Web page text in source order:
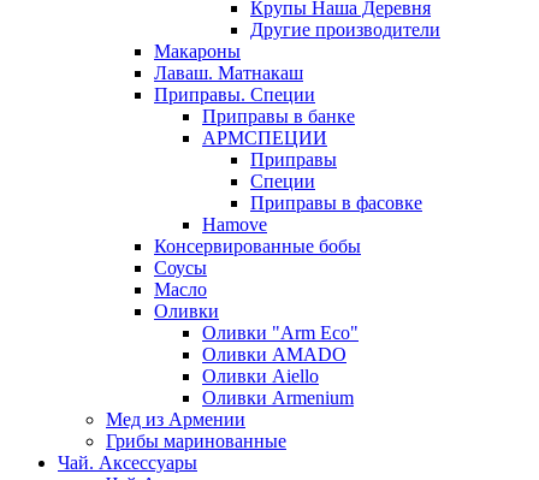
Крупы Наша Деревня
Другие производители
Макароны
Лаваш. Матнакаш
Приправы. Специи
Приправы в банке
АРМСПЕЦИИ
Приправы
Специи
Приправы в фасовке
Hamove
Консервированные бобы
Соусы
Масло
Оливки
Оливки "Arm Eco"
Оливки AMADO
Оливки Aiello
Оливки Armenium
Мед из Армении
Грибы маринованные
Чай. Аксессуары